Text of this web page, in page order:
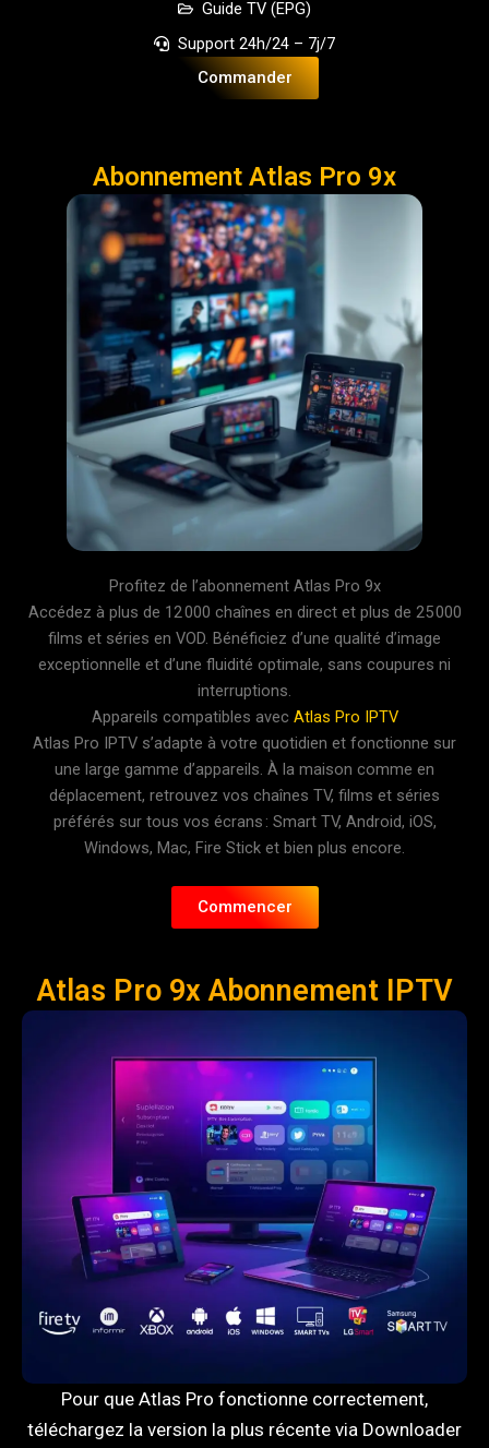
Guide TV (EPG)
Support 24h/24 – 7j/7
Commander
Abonnement Atlas Pro 9x
Profitez de l’abonnement Atlas Pro 9x
Accédez à plus de 12 000 chaînes en direct et plus de 25 000
films et séries en VOD. Bénéficiez d’une qualité d’image
exceptionnelle et d’une fluidité optimale, sans coupures ni
interruptions.
Appareils compatibles avec Atlas Pro IPTV
Atlas Pro IPTV s’adapte à votre quotidien et fonctionne sur
une large gamme d’appareils. À la maison comme en
déplacement, retrouvez vos chaînes TV, films et séries
préférés sur tous vos écrans : Smart TV, Android, iOS,
Windows, Mac, Fire Stick et bien plus encore.
Commencer
Atlas Pro 9x Abonnement IPTV
Pour que Atlas Pro fonctionne correctement,
téléchargez la version la plus récente via Downloader